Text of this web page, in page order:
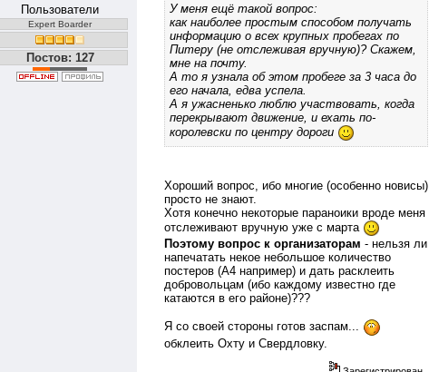
Пользователи
Expert Boarder
Постов: 127
У меня ещё такой вопрос:
как наиболее простым способом получать
информацию о всех крупных пробегах по
Питеру (не отслеживая вручную)? Скажем,
мне на почту.
А то я узнала об этом пробеге за 3 часа до
его начала, едва успела.
А я ужасненько люблю участвовать, когда
перекрывают движение, и ехать по-
королевски по центру дороги
Хороший вопрос, ибо многие (особенно новисы)
просто не знают.
Хотя конечно некоторые параноики вроде меня
отслеживают вручную уже с марта
Поэтому вопрос к организаторам - нельзя ли
напечатать некое небольшое количество
постеров (А4 например) и дать расклеить
добровольцам (ибо каждому известно где
катаются в его районе)???
Я со своей стороны готов заспам...
обклеить Охту и Свердловку.